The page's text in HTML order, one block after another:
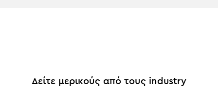
Δείτε μερικούς από τους industry